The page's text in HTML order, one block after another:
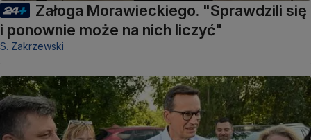
Załoga Morawieckiego. "Sprawdzili się
i ponownie może na nich liczyć"
S. Zakrzewski